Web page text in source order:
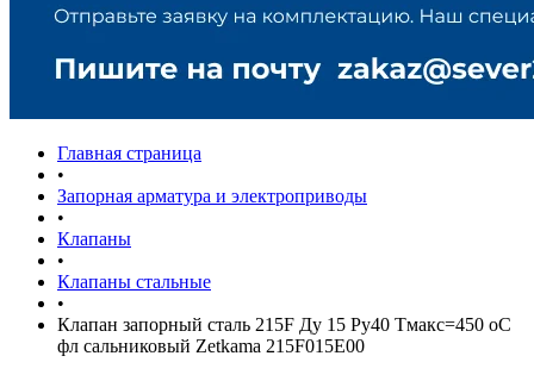
Главная страница
•
Запорная арматура и электроприводы
•
Клапаны
•
Клапаны стальные
•
Клапан запорный сталь 215F Ду 15 Ру40 Тмакс=450 оС
фл сальниковый Zetkama 215F015E00